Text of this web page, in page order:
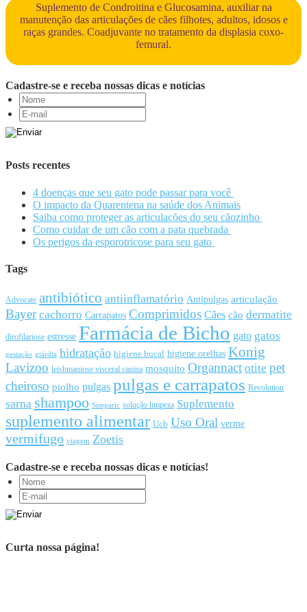
Suplemento de Condroitina e Glucosamina, auxiliar na
manutenção das articulações de cães filhotes, adultos, idosos e
raças grandes. Coadjuvante no tratamento da displasia coxo-
femural.
Cadastre-se e receba nossas dicas e notícias
Posts recentes
4 doenças que seu gato pode passar para você
O impacto da Quarentena na saúde dos Animais
Saiba como proteger as articulações do seu cãozinho
Como cuidar de um cão com a pata quebrada
Os perigos da esporotricose para seu gato
Tags
Advocate antibiótico antiinflamatório Antipulgas articulação
Bayer cachorro Carrapatos Comprimidos Cães cão dermatite
dirofilariose estresse Farmácia de Bicho gato gatos
gestação giárdia hidratação higiene bucal higiene orelhas Konig
Lavizoo leishmaniose visceral canina mosquito Organnact otite pet
cheiroso piolho pulgas pulgas e carrapatos Revolution
sarna shampoo Simparic solução limpeza Suplemento
suplemento alimentar Ucb Uso Oral verme
vermifugo viagem Zoetis
Cadastre-se e receba nossas dicas e notícias!
Curta nossa página!